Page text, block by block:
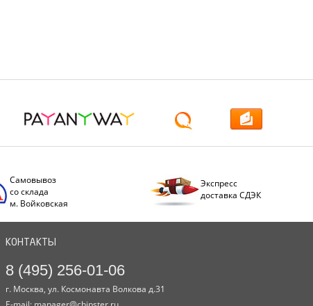
Самовывоз
со склада
м. Войковская
Экспресс
доставка СДЭК
КОНТАКТЫ
8 (495) 256-01-06
г. Москва, ул. Космонавта Волкова д.31